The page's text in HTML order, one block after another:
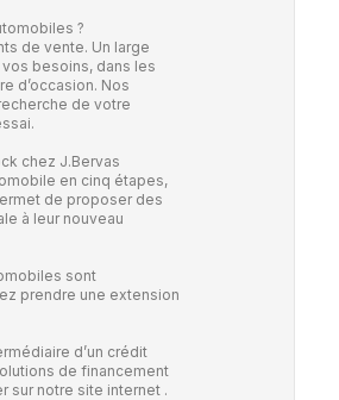
?
de vente. Un large
besoins, dans les
d’occasion. Nos
de votre
chez J.Bervas
en cinq étapes,
de proposer des
à leur nouveau
sont
prendre une extension
d’un crédit
de financement
sur notre site internet .